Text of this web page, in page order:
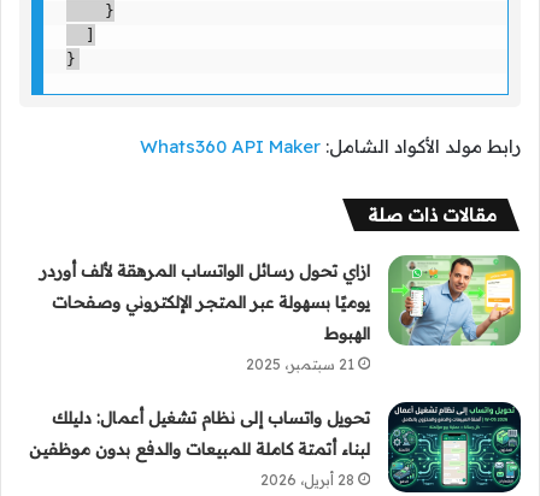
    }
  ]
}
رابط مولد الأكواد الشامل: Whats360 API Maker
مقالات ذات صلة
ازاي تحول رسائل الواتساب المرهقة لألف أوردر
يوميًا بسهولة عبر المتجر الإلكتروني وصفحات
الهبوط
21 سبتمبر، 2025
تحويل واتساب إلى نظام تشغيل أعمال: دليلك
لبناء أتمتة كاملة للمبيعات والدفع بدون موظفين
28 أبريل، 2026